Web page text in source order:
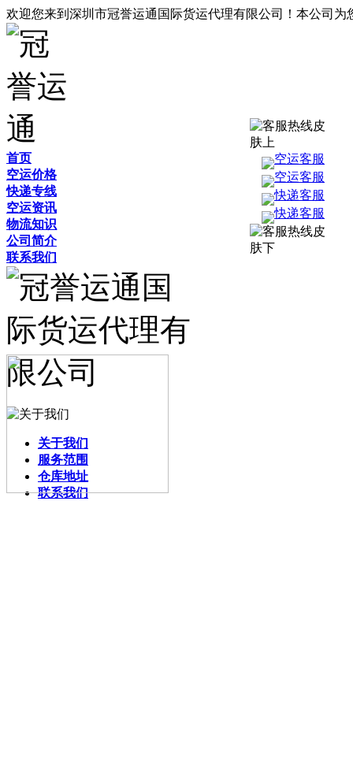
欢迎您来到深圳市冠誉运通国际货运代理有限公司！本公司
首页
空运价格
快递专线
空运资讯
物流知识
公司简介
联系我们
关于我们
服务范围
仓库地址
联系我们
空运客服
空运客服
快递客服
快递客服